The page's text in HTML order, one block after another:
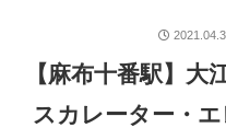
【麻布十番駅】大
スカレーター・